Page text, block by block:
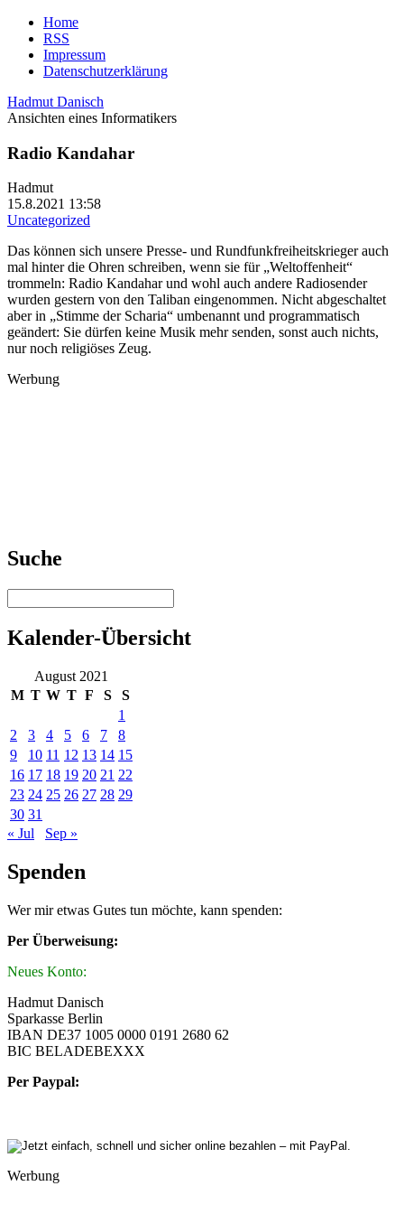
Home
RSS
Impressum
Datenschutzerklärung
Hadmut Danisch
Ansichten eines Informatikers
Radio Kandahar
Hadmut
15.8.2021 13:58
Uncategorized
Das können sich unsere Presse- und Rundfunkfreiheitskrieger auch
mal hinter die Ohren schreiben, wenn sie für „Weltoffenheit“
trommeln: Radio Kandahar und wohl auch andere Radiosender
wurden gestern von den Taliban eingenommen. Nicht abgeschaltet
aber in „Stimme der Scharia“ umbenannt und programmatisch
geändert: Sie dürfen keine Musik mehr senden, sonst auch nichts,
nur noch religiöses Zeug.
Werbung
Suche
Kalender-Übersicht
August 2021
M T W T F S
S
1
2
3 4 5 6 7
8
9
10 11 12 13 14 15
16 17 18 19 20 21 22
23 24 25 26 27 28 29
30 31
« Jul
Sep »
Spenden
Wer mir etwas Gutes tun möchte, kann spenden:
Per Überweisung:
Neues Konto:
Hadmut Danisch
Sparkasse Berlin
IBAN DE37 1005 0000 0191 2680 62
BIC BELADEBEXXX
Per Paypal:
Werbung